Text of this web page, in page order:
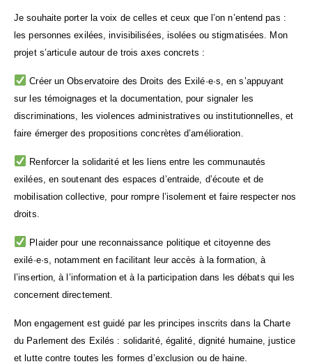
Je souhaite porter la voix de celles et ceux que l’on n’entend pas :
les personnes exilées, invisibilisées, isolées ou stigmatisées. Mon
projet s’articule autour de trois axes concrets :
Créer un Observatoire des Droits des Exilé·e·s, en s’appuyant
sur les témoignages et la documentation, pour signaler les
discriminations, les violences administratives ou institutionnelles, et
faire émerger des propositions concrètes d’amélioration.
Renforcer la solidarité et les liens entre les communautés
exilées, en soutenant des espaces d’entraide, d’écoute et de
mobilisation collective, pour rompre l’isolement et faire respecter nos
droits.
Plaider pour une reconnaissance politique et citoyenne des
exilé·e·s, notamment en facilitant leur accès à la formation, à
l’insertion, à l’information et à la participation dans les débats qui les
concernent directement.
Mon engagement est guidé par les principes inscrits dans la Charte
du Parlement des Exilés : solidarité, égalité, dignité humaine, justice
et lutte contre toutes les formes d’exclusion ou de haine.